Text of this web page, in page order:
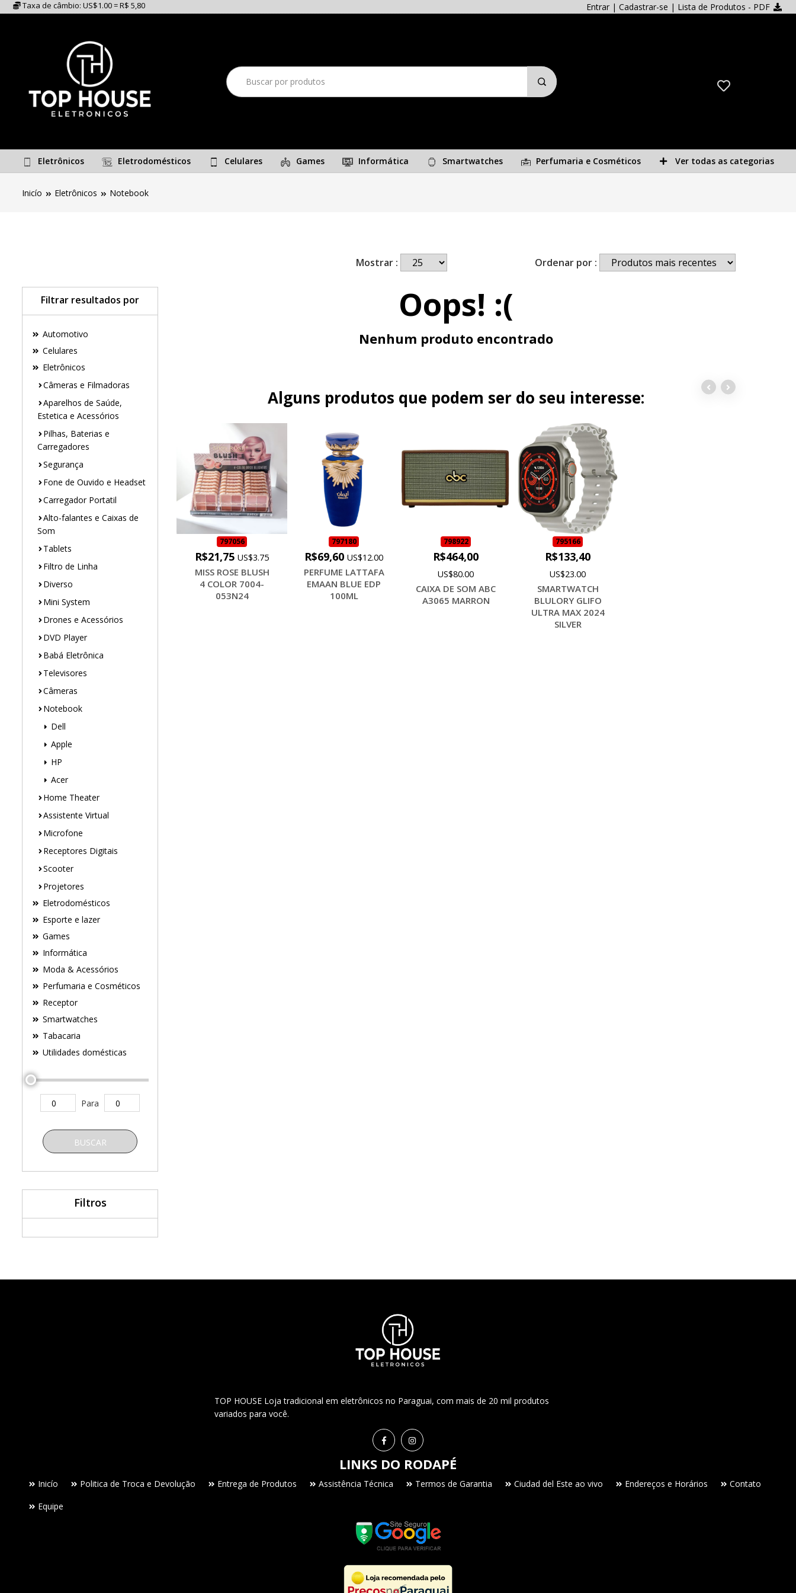
Taxa de câmbio: US$1.00 = R$ 5,80 Entrar | Cadastrar-se | Lista de Produtos - PDF
Eletrônicos Eletrodomésticos Celulares Games Informática Smartwatches Perfumaria e Cosméticos Ver todas as categorias
Inicío Eletrônicos Notebook
Filtrar resultados por
Automotivo
Celulares
Eletrônicos
Câmeras e Filmadoras
Aparelhos de Saúde,
Estetica e Acessórios
Pilhas, Baterias e
Carregadores
Segurança
Fone de Ouvido e Headset
Carregador Portatil
Alto-falantes e Caixas de
Som
Tablets
Filtro de Linha
Diverso
Mini System
Drones e Acessórios
DVD Player
Babá Eletrônica
Televisores
Câmeras
Notebook
Dell
Apple
HP
Acer
Home Theater
Assistente Virtual
Microfone
Receptores Digitais
Scooter
Projetores
Eletrodomésticos
Esporte e lazer
Games
Informática
Moda & Acessórios
Perfumaria e Cosméticos
Receptor
Smartwatches
Tabacaria
Utilidades domésticas
Para
BUSCAR
Filtros
Mostrar : Ordenar por :
Oops! :(
Nenhum produto encontrado
Alguns produtos que podem ser do seu interesse:
797056
R$21,75 US$3.75
MISS ROSE BLUSH
4 COLOR 7004-
053N24
797180
R$69,60 US$12.00
PERFUME LATTAFA
EMAAN BLUE EDP
100ML
798922
R$464,00
US$80.00
CAIXA DE SOM ABC
A3065 MARRON
795166
R$133,40
US$23.00
SMARTWATCH
BLULORY GLIFO
ULTRA MAX 2024
SILVER
TOP HOUSE Loja tradicional em eletrônicos no Paraguai, com mais de 20 mil produtos
variados para você.
LINKS DO RODAPÉ
Inicío Politica de Troca e Devolução Entrega de Produtos Assistência Técnica Termos de Garantia Ciudad del Este ao vivo Endereços e Horários
Contato
Equipe